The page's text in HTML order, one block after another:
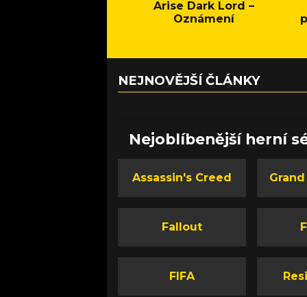
Arise Dark Lord –
Oznámení
NEJNOVĚJŠÍ ČLÁNKY
Nejoblíbenější herní
Assassin's Creed
Fallout
FIFA